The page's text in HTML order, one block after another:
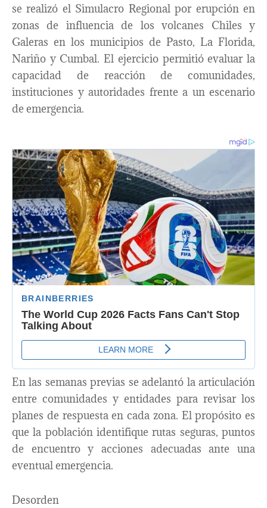
se realizó el Simulacro Regional por erupción en
zonas de influencia de los volcanes Chiles y
Galeras en los municipios de Pasto, La Florida,
Nariño y Cumbal. El ejercicio permitió evaluar la
capacidad de reacción de comunidades,
instituciones y autoridades frente a un escenario
de emergencia.
En las semanas previas se adelantó la articulación
entre comunidades y entidades para revisar los
planes de respuesta en cada zona. El propósito es
que la población identifique rutas seguras, puntos
de encuentro y acciones adecuadas ante una
eventual emergencia.
Desorden